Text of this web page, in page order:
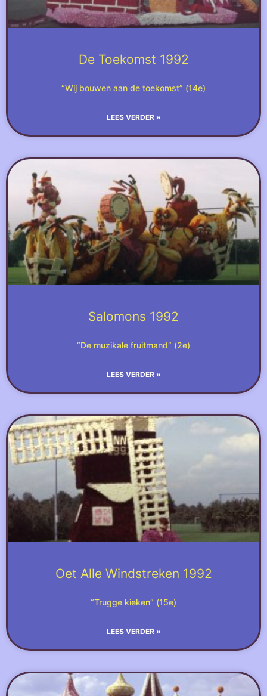
De Toekomst 1992
“Wij bouwen aan de toekomst” (14e)
LEES VERDER »
Salomons 1992
“De muzikale fruitmand” (2e)
LEES VERDER »
Oet Alle Windstreken 1992
“Trugge kieken” (15e)
LEES VERDER »